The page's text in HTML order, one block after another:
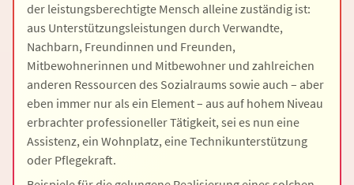
der leistungsberechtigte Mensch alleine zuständig ist:
aus Unterstützungsleistungen durch Verwandte,
Nachbarn, Freundinnen und Freunden,
Mitbewohnerinnen und Mitbewohner und zahlreichen
anderen Ressourcen des Sozialraums sowie auch – aber
eben immer nur als ein Element – aus auf hohem Niveau
erbrachter professioneller Tätigkeit, sei es nun eine
Assistenz, ein Wohnplatz, eine Technikunterstützung
oder Pflegekraft.